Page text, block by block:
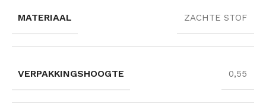
MATERIAAL ZACHTE STOF
VERPAKKINGSHOOGTE 0,55